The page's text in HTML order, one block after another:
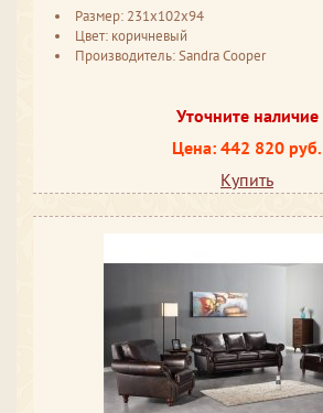
Размер: 231x102x94
Цвет: коричневый
Производитель: Sandra Cooper
Уточните наличие
Цена: 442 820 руб.
Купить